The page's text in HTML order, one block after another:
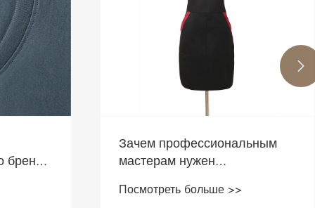
Чем отличается футболка от
рубашки?
Посмотреть больше >>
